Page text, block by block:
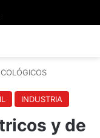
INDUSTRIA
y de